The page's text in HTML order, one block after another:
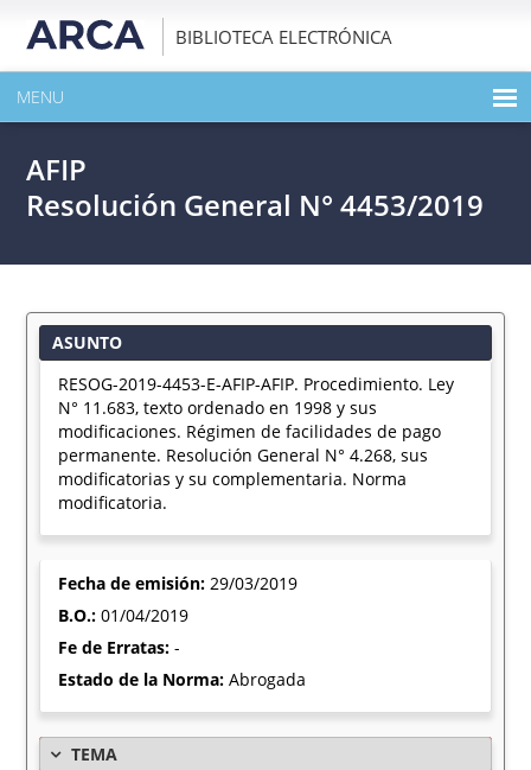
BIBLIOTECA ELECTRÓNICA
MENU
EXPANDIR TODO EL CONTENIDO DE LA PUBLICACIÓN
AFIP
Resolución General N° 4453/2019
ASUNTO
RESOG-2019-4453-E-AFIP-AFIP. Procedimiento. Ley
N° 11.683, texto ordenado en 1998 y sus
modificaciones. Régimen de facilidades de pago
permanente. Resolución General N° 4.268, sus
modificatorias y su complementaria. Norma
modificatoria.
Fecha de emisión:29/03/2019
B.O.:01/04/2019
Fe de Erratas:-
Estado de la Norma:Abrogada
TEMA